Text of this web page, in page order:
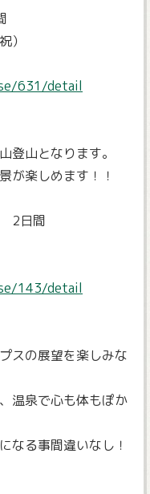
）
631/detail
登山となります。
が楽しめます！！
2日間
143/detail
スの展望を楽しみな
温泉で心も体もぽか
なる事間違いなし！